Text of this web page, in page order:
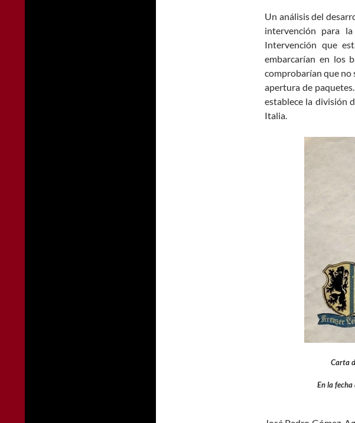
Un análisis del
intervención para
Intervención que
embarcarían en los
comprobarían que no
apertura de
establece la división
Italia.
Carta
En la